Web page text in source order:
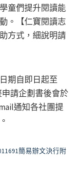
童們提升閱讀能
。【仁寶閱讀志
方式，細說明請
期自即日起至
申請企劃書後會於
通知各社團提
簡易辦文決行附